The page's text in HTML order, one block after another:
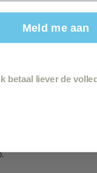
kleur van mijn vis?
een iriserende glans
— dit is normaal
moet ik minimaal
scholenvis voelt hij
Meld me aan
betaal liever de